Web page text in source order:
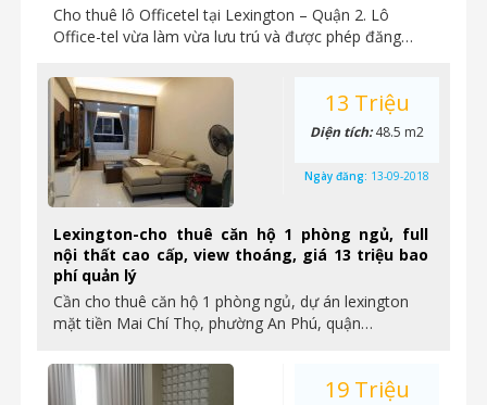
Cho thuê lô Officetel tại Lexington – Quận 2. Lô
Office-tel vừa làm vừa lưu trú và được phép đăng…
Lexington-cho thuê căn hộ 1 phòng ngủ, full
nội thất cao cấp, view thoáng, giá 13 triệu bao
phí quản lý
Cần cho thuê căn hộ 1 phòng ngủ, dự án lexington
mặt tiền Mai Chí Thọ, phường An Phú, quận…
13 Triệu
Diện tích:48.5 m2
Ngày đăng: 13-09-2018
19 Triệu